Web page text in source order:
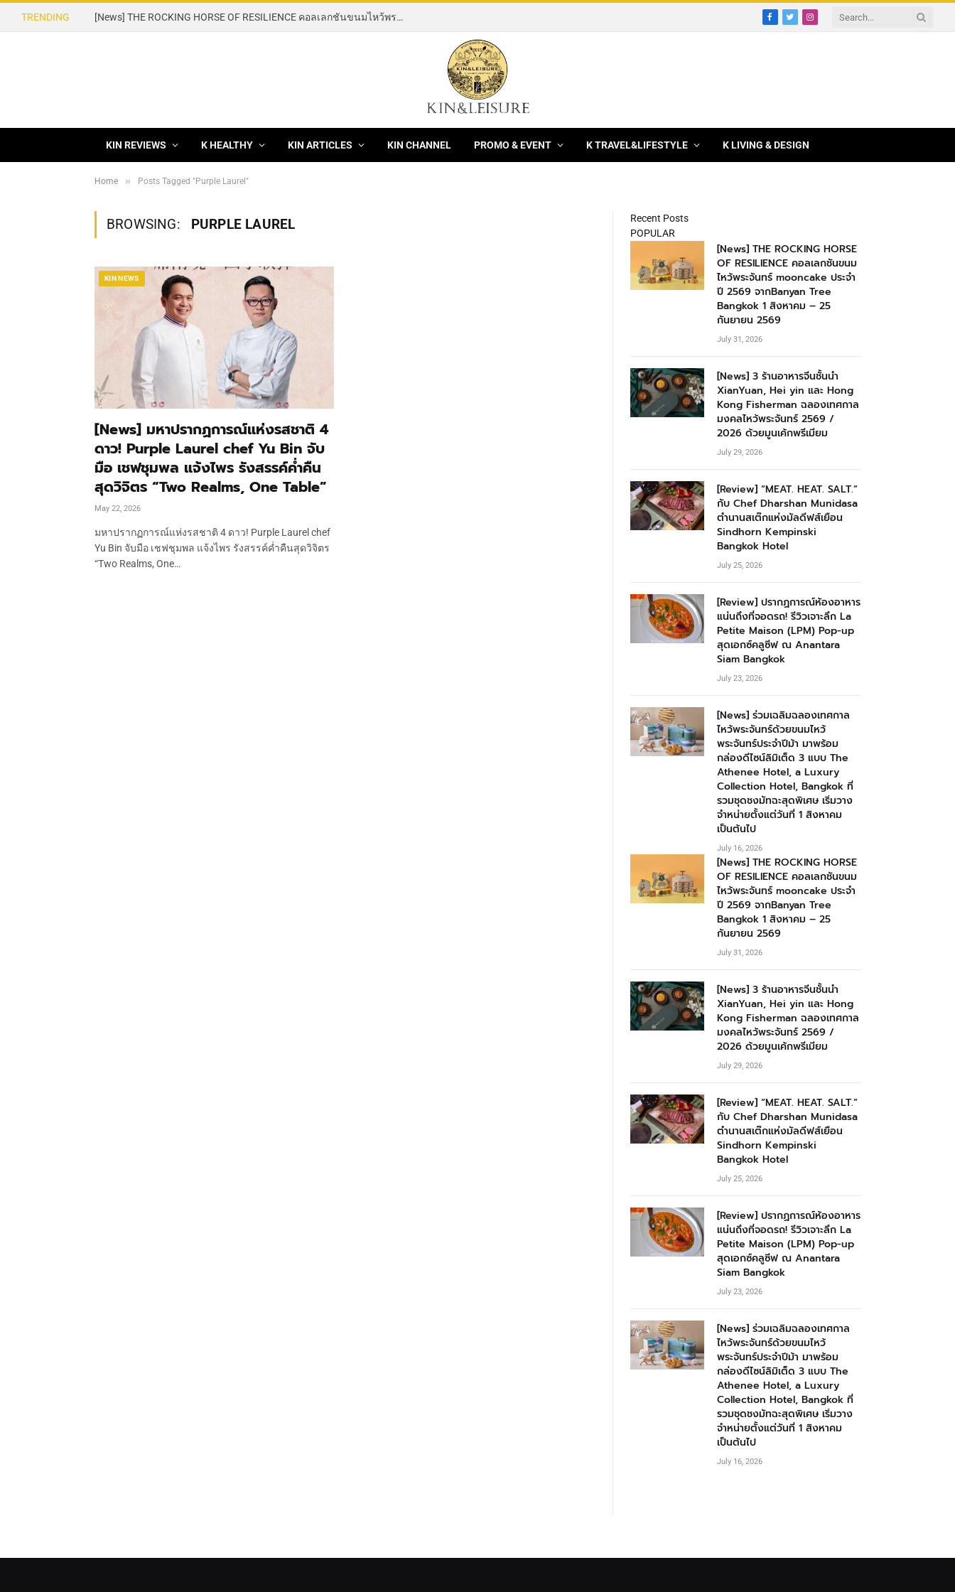
TRENDING [News] THE ROCKING HORSE OF RESILIENCE คอลเลกชันขนมไหว้พระจันทร์ mooncake ประจำปี 2569 จากBanyan Tree Bangkok 1 สิงหาคม – 25 กันยายน 2569
Facebook
TwitterInstagram
KIN REVIEWS K HEALTHY KIN ARTICLES KIN CHANNEL PROMO & EVENT K TRAVEL&LIFESTYLE K LIVING & DESIGN
Home » Posts Tagged "Purple Laurel"
BROWSING: PURPLE LAUREL
KIN NEWS
[News] มหาปรากฏการณ์แห่งรสชาติ 4
ดาว! Purple Laurel chef Yu Bin จับ
มือ เชฟชุมพล แจ้งไพร รังสรรค์ค่ำคืน
สุดวิจิตร “Two Realms, One Table”
May 22, 2026
มหาปรากฏการณ์แห่งรสชาติ 4 ดาว! Purple Laurel chef
Yu Bin จับมือ เชฟชุมพล แจ้งไพร รังสรรค์ค่ำคืนสุดวิจิตร
“Two Realms, One…
Recent Posts
POPULAR
[News] THE ROCKING HORSE
OF RESILIENCE คอลเลกชันขนม
ไหว้พระจันทร์ mooncake ประจำ
ปี 2569 จากBanyan Tree
Bangkok 1 สิงหาคม – 25
กันยายน 2569
July 31, 2026
[News] 3 ร้านอาหารจีนชั้นนำ
XianYuan, Hei yin และ Hong
Kong Fisherman ฉลองเทศกาล
มงคลไหว้พระจันทร์ 2569 /
2026 ด้วยมูนเค้กพรีเมียม
July 29, 2026
[Review] “MEAT. HEAT. SALT.”
กับ Chef Dharshan Munidasa
ตำนานสเต๊กแห่งมัลดีฟส์เยือน
Sindhorn Kempinski
Bangkok Hotel
July 25, 2026
[Review] ปรากฏการณ์ห้องอาหาร
แน่นถึงที่จอดรถ! รีวิวเจาะลึก La
Petite Maison (LPM) Pop-up
สุดเอกซ์คลูซีฟ ณ Anantara
Siam Bangkok
July 23, 2026
[News] ร่วมเฉลิมฉลองเทศกาล
ไหว้พระจันทร์ด้วยขนมไหว้
พระจันทร์ประจำปีม้า มาพร้อม
กล่องดีไซน์ลิมิเต็ด 3 แบบ The
Athenee Hotel, a Luxury
Collection Hotel, Bangkok ที่
รวมชุดชงมัทฉะสุดพิเศษ เริ่มวาง
จำหน่ายตั้งแต่วันที่ 1 สิงหาคม
เป็นต้นไป
July 16, 2026
[News] THE ROCKING HORSE
OF RESILIENCE คอลเลกชันขนม
ไหว้พระจันทร์ mooncake ประจำ
ปี 2569 จากBanyan Tree
Bangkok 1 สิงหาคม – 25
กันยายน 2569
July 31, 2026
[News] 3 ร้านอาหารจีนชั้นนำ
XianYuan, Hei yin และ Hong
Kong Fisherman ฉลองเทศกาล
มงคลไหว้พระจันทร์ 2569 /
2026 ด้วยมูนเค้กพรีเมียม
July 29, 2026
[Review] “MEAT. HEAT. SALT.”
กับ Chef Dharshan Munidasa
ตำนานสเต๊กแห่งมัลดีฟส์เยือน
Sindhorn Kempinski
Bangkok Hotel
July 25, 2026
[Review] ปรากฏการณ์ห้องอาหาร
แน่นถึงที่จอดรถ! รีวิวเจาะลึก La
Petite Maison (LPM) Pop-up
สุดเอกซ์คลูซีฟ ณ Anantara
Siam Bangkok
July 23, 2026
[News] ร่วมเฉลิมฉลองเทศกาล
ไหว้พระจันทร์ด้วยขนมไหว้
พระจันทร์ประจำปีม้า มาพร้อม
กล่องดีไซน์ลิมิเต็ด 3 แบบ The
Athenee Hotel, a Luxury
Collection Hotel, Bangkok ที่
รวมชุดชงมัทฉะสุดพิเศษ เริ่มวาง
จำหน่ายตั้งแต่วันที่ 1 สิงหาคม
เป็นต้นไป
July 16, 2026